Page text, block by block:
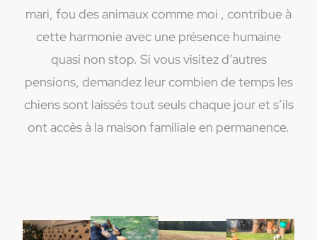
mari, fou des animaux comme moi , contribue à
cette harmonie avec une présence humaine
quasi non stop. Si vous visitez d’autres
pensions, demandez leur combien de temps les
chiens sont laissés tout seuls chaque jour et s’ils
ont accès à la maison familiale en permanence.